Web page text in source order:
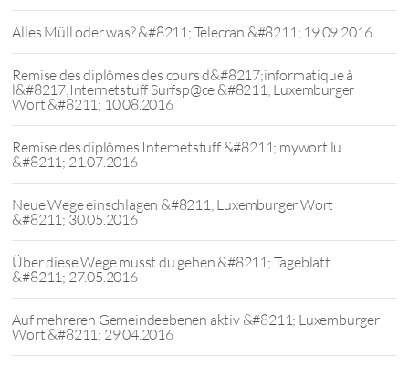
Alles Müll oder was? &#8211; Telecran &#8211; 19.09.2016
Remise des diplômes des cours d&#8217;informatique à
l&#8217;Internetstuff Surfsp@ce &#8211; Luxemburger
Wort &#8211; 10.08.2016
Remise des diplômes Internetstuff &#8211; mywort.lu
&#8211; 21.07.2016
Neue Wege einschlagen &#8211; Luxemburger Wort
&#8211; 30.05.2016
Über diese Wege musst du gehen &#8211; Tageblatt
&#8211; 27.05.2016
Auf mehreren Gemeindeebenen aktiv &#8211; Luxemburger
Wort &#8211; 29.04.2016